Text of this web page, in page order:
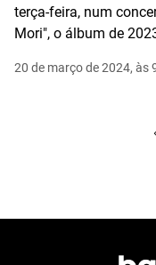
terça-feira, num
Mori", o álbum de
20 de março de 2024, às